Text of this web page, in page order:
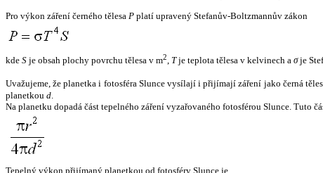
Pro výkon záření černého tělesa P platí upravený Stefanův-Boltzmannův zákon
kde S je obsah plochy povrchu tělesa v m2, Tje teplota tělesa v kelvinech a σje
Uvažujeme, že planetka i fotosféra Slunce vysílají i přijímají záření jako černá
planetkou d.
Na planetku dopadá část tepelného záření vyzařovaného fotosférou Slunce.
Tepelný výkon přijímaný planetkou od fotosféry Slunce je